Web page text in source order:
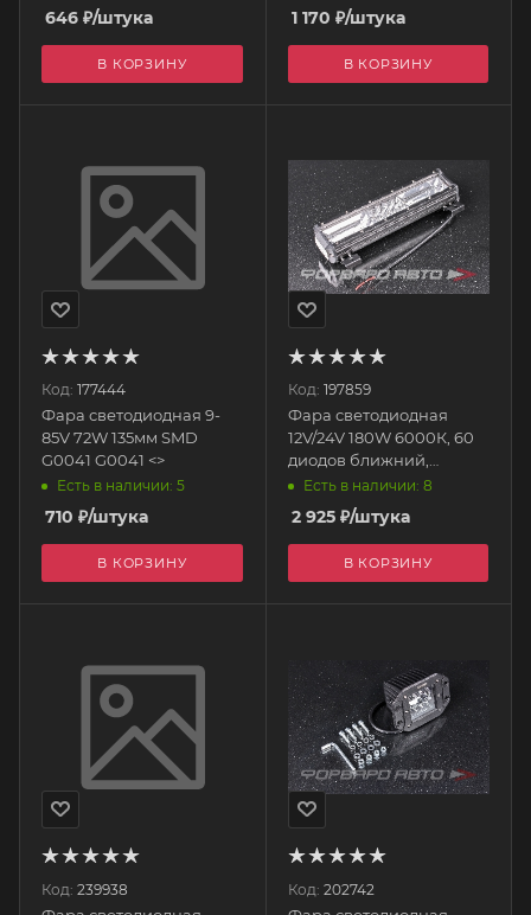
646 ₽/штука
В КОРЗИНУ
прямоугольная
S07201125 SKYWAY
1 170 ₽/штука
В КОРЗИНУ
Код: 177444
Фара светодиодная 9-
85V 72W 135мм SMD
G0041 G0041 <>
Есть в наличии: 5
710 ₽/штука
В КОРЗИНУ
Код: 197859
Фара светодиодная
12V/24V 180W 6000К, 60
диодов ближний,
310*75*60 мм
прямоугольная
S07201057 SKYWAY
Есть в наличии: 8
2 925₽/штука
В КОРЗИНУ
Код: 239938 Код: 202742